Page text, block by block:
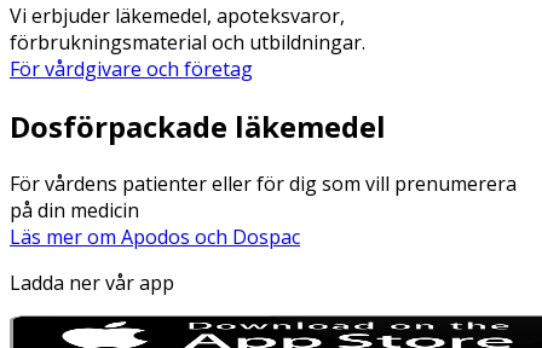
Vi erbjuder läkemedel, apoteksvaror,
förbrukningsmaterial och utbildningar.
För vårdgivare och företag
Dosförpackade läkemedel
För vårdens patienter eller för dig som vill prenumerera
på din medicin
Läs mer om Apodos och Dospac
Ladda ner vår app